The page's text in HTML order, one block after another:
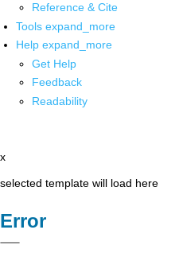
Reference & Cite
Tools expand_more
Help expand_more
Get Help
Feedback
Readability
x
selected template will load here
Error